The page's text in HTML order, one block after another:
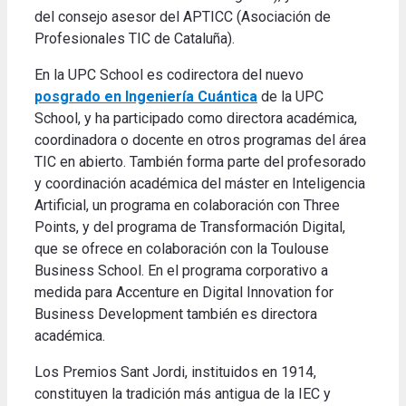
del consejo asesor del APTICC (Asociación de
Profesionales TIC de Cataluña).
En la UPC School es codirectora del nuevo
posgrado en Ingeniería Cuántica de la UPC
School, y ha participado como directora académica,
coordinadora o docente en otros programas del área
TIC en abierto. También forma parte del profesorado
y coordinación académica del máster en Inteligencia
Artificial, un programa en colaboración con Three
Points, y del programa de Transformación Digital,
que se ofrece en colaboración con la Toulouse
Business School. En el programa corporativo a
medida para Accenture en Digital Innovation for
Business Development también es directora
académica.
Los Premios Sant Jordi, instituidos en 1914,
constituyen la tradición más antigua de la IEC y